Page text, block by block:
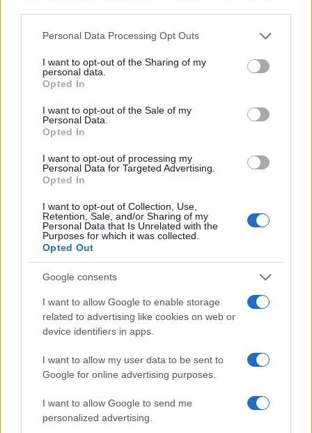
Please note that this website/app uses one or more Google
not limited to your visit or usage behaviour. You may click to
grant or deny consent to Google and its third-party tags to
use your data for below specified purposes in below Google
consent section.
Personal Data Processing Opt Outs
I want to opt-out of the Sharing of my
personal data.
Opted In
I want to opt-out of the Sale of my
Personal Data.
Opted In
I want to opt-out of processing my
Personal Data for Targeted Advertising.
Opted In
I want to opt-out of Collection, Use,
Retention, Sale, and/or Sharing of my
Personal Data that Is Unrelated with the
Purposes for which it was collected.
Opted Out
Google consents
I want to allow Google to enable storage
related to advertising like cookies on web or
device identifiers in apps.
I want to allow my user data to be sent to
Google for online advertising purposes.
I want to allow Google to send me
personalized advertising.
B2B NEWS
Ripensare le tecnologie umanitarie oltre i criteri dei